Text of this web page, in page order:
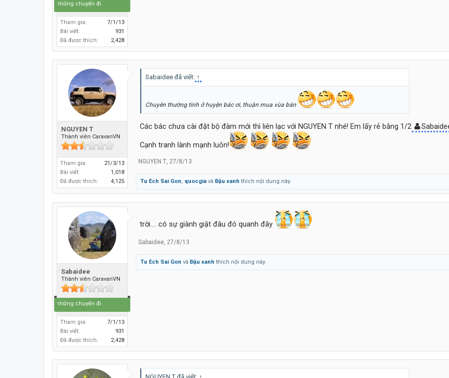
Cuộc đời là những chuyến đi
Tham gia:
7/1/13
Bài viết:
931
Đã được thích:
2,428
NGUYEN T
Thành viên CaravanVN
Tham gia:
21/3/13
Bài viết:
1,018
Đã được thích:
4,125
Sabaidee đã viết: ↑
Chuyên thường tình ở huyện bác ơi, thuận mua vùa bán
Các bác chưa cài đặt bộ đàm mới thì liên lạc với NGUYEN T nhé! Em lấy rẻ bằng 1/2
Cạnh tranh lành mạnh luôn!
NGUYEN T 27/8/13
Tu Ech Sai Gon, quocgia và Đậu xanh thích nội dung này.
Sabaidee
Thành viên CaravanVN
Cuộc đời là những chuyến đi
Tham gia:
7/1/13
Bài viết:
931
Đã được thích:
2,428
trời.... có sự giành giật đâu đó quanh đây
Sabaidee 27/8/13
Tu Ech Sai Gon và Đậu xanh thích nội dung này.